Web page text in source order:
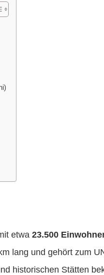
etwa 23.500
lang und gehört zum
historischen Stätten